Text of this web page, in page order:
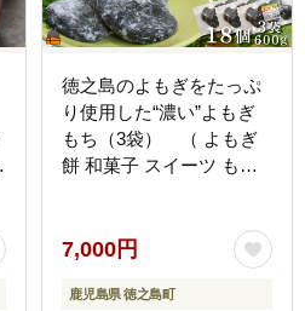
徳之島のよもぎをたっぷ
り使用した“濃い”よもぎ
もち（3袋） （ よもぎ
餅 和菓子 スイーツ もち
もぎ ）
7,000円
鹿児島県 徳之島町